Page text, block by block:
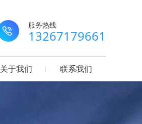
服务热线
13267179661
关于我们 联系我们